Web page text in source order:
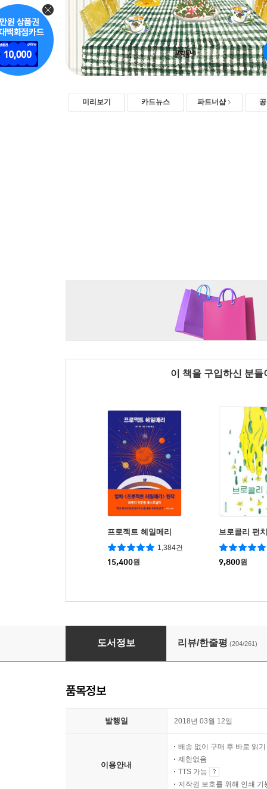
미리보기 카드뉴스 파트너샵
이 책을 구입하신 분
프로젝트 헤일메리
1,384건
15,400원
브로콜리 펀치
9,800원
그 겨울의 일주일
도서정보 리뷰/한줄평 (204/261)
품목정보
발행일 2018년 03월 12일
이용안내
배송 없이 구매 후 바로 읽기
제한없음
TTS 가능
저작권 보호를 위해 인쇄 기